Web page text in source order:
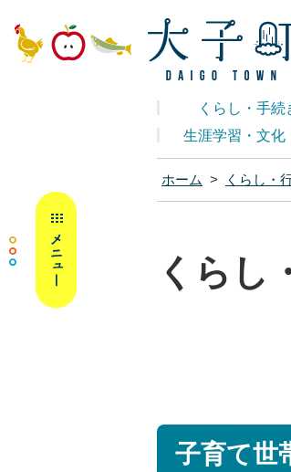
くらし・手続
生涯学習・文化
ホーム > くらし・
くらし
子育て世